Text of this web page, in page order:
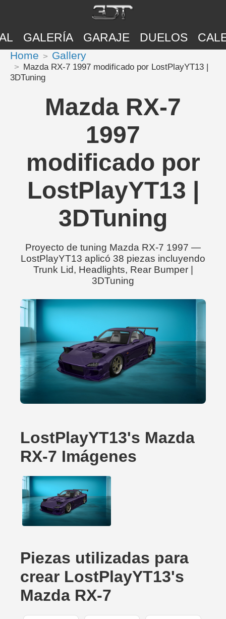
GALERÍA GARAJE DUELOS
Home Gallery
Mazda RX-7 1997 modificado por LostPlayYT13 |
3DTuning
Mazda RX-7
1997
modificado por
LostPlayYT13 |
3DTuning
Proyecto de tuning Mazda RX-7 1997 —
LostPlayYT13 aplicó 38 piezas incluyendo
Trunk Lid, Headlights, Rear Bumper |
3DTuning
LostPlayYT13's Mazda
RX-7 Imágenes
Piezas utilizadas para
crear LostPlayYT13's
Mazda RX-7